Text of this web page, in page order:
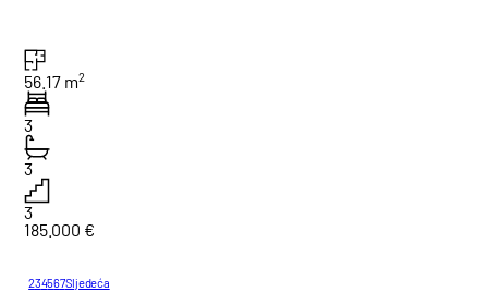
56.17 m2
3
3
3
185.000 €
1234567Sljedeća